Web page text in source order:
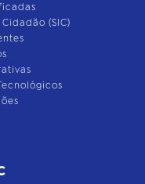
(SIC)